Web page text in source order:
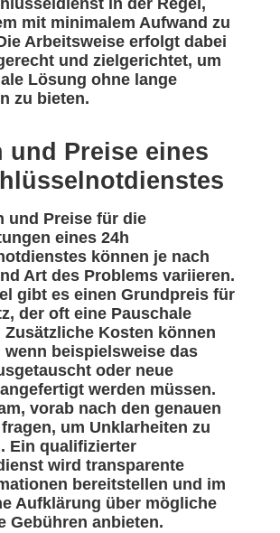
in der Regel,
mit minimalem Aufwand zu
Arbeitsweise erfolgt dabei
und zielgerichtet, um
Lösung ohne lange
zu bieten.
und Preise eines
und Preise für die
eines 24h
können je nach
Art des Problems variieren.
gibt es einen Grundpreis für
der oft eine Pauschale
Zusätzliche Kosten können
wenn beispielsweise das
oder neue
werden müssen.
vorab nach den genauen
um Unklarheiten zu
Ein qualifizierter
wird transparente
bereitstellen und im
Aufklärung über mögliche
Gebühren anbieten.